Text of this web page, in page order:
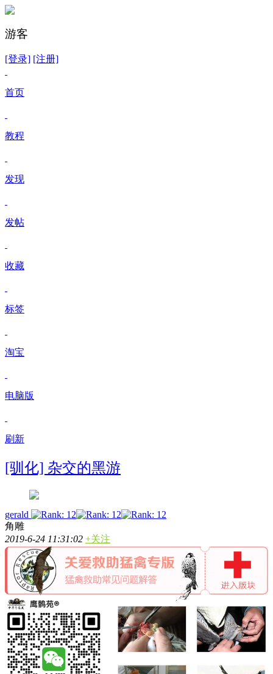
游客
[登录] [注册]
首页
教程
发现
发帖
收藏
标签
淘宝
电脑版
刷新
[驯化] 杂交的黑游
gerald
角雕
2019-6-24 11:31:02 +关注